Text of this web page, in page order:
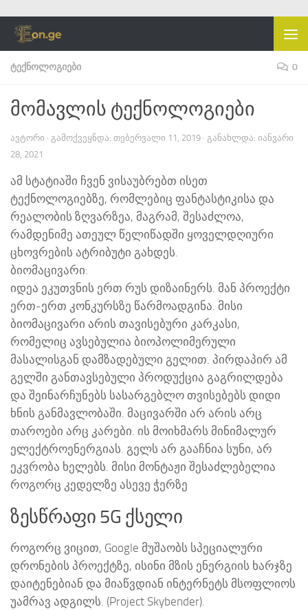
Skip to content
ᲢᲔᲥᲜᲝᲚᲝᲒᲘᲔᲑᲘ 0
მომავლის ტექნოლოგიები
ᲐᲕᲢᲝᲠᲘ · ᲒᲐᲛᲝᲥᲕᲔᲧᲜᲓᲐ: ᲗᲔᲑᲔᲠᲕᲐᲚᲘ 11, 2019 · ᲒᲐᲜᲐᲮᲚᲓᲐ: ᲘᲐᲜᲕᲐᲠᲘ
28, 2021
ამ სტატიაში ჩვენ ვისაუბრებთ ისეთ
ტექნოლოგიებზე, რომლებიც ფანტასტიკისა და
რეალობის ზღვარზეა, მაგრამ, შესაძლოა,
რამდენიმე ათეულ წელიწადში ყოველდღიური
ცხოვრების ატრიბუტი გახდეს.
ბიომაცივარი:
იდეა ეკუთვნის ერთ რუს დიზაინერს. მან პროექტი
ერთ-ერთ კონკურსზე წარმოადგინა. მისი
ბიომაცივარი არის თავისებური კარკასი,
რომელიც ავსებულია ბიოპოლიმერული
მასალისგან დამზადებული გელით. პირდაპირ ამ
გელში განთავსებული პროდუქცია გაგრილდება
და შეინარჩუნებს სასარგებლო თვისებებს დიდი
ხნის განმავლობაში. მაცივარში არ არის არც
თაროები არც კარები. ის მოიხმარს მინიმალურ
ელექტროენერგიას. გელს არ გააჩნია სუნი, არ
ეკვრობა ხელებს. მისი მონტაჟი შესაძლებელია
როგორც კედელზე ასევე ჭერზე
ზესწრაფი 5G ქსელი
როგორც ვიცით, Google მუშაობს სპეციალური
დრონების პროექტზე, ისინი მზის ენერგიის ხარჯზე
დაიტენებიან და მიაწვდიან ინტერნეტს მსოფლიოს
უამრავ ადგილს. (Project Skybender).